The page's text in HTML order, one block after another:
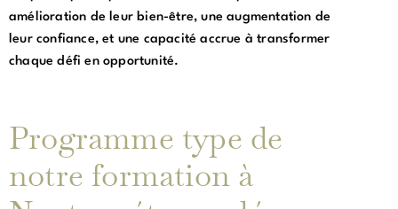
amélioration de leur bien-être, une augmentation de
leur confiance, et une capacité accrue à transformer
chaque défi en opportunité.
Programme type de
notre formation à